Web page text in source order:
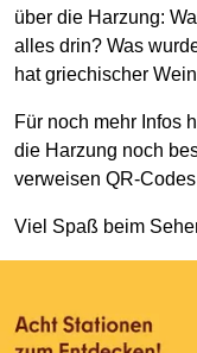
über die Harzung:
alles drin? Was
hat griechischer
Für noch mehr Infos
die Harzung noch
verweisen QR-
Viel Spaß beim